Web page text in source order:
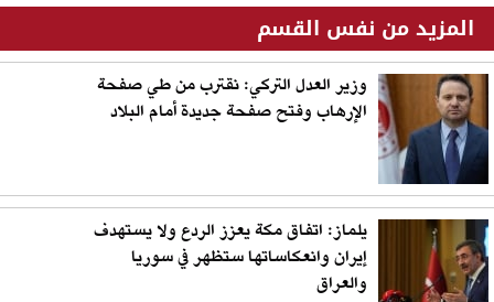
المزيد من نفس القسم
وزير العدل التركي: نقترب من طي صفحة
الإرهاب وفتح صفحة جديدة أمام البلاد
يلماز: اتفاق مكة يعزز الردع ولا يستهدف
إيران وانعكاساتها ستظهر في سوريا
والعراق